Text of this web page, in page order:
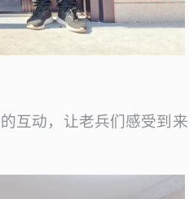
互动，让老兵们感受到